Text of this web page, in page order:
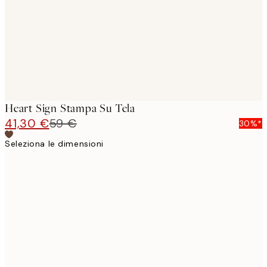
Heart Sign Stampa Su Tela
41,30 €59 €
30%*
Seleziona le dimensioni